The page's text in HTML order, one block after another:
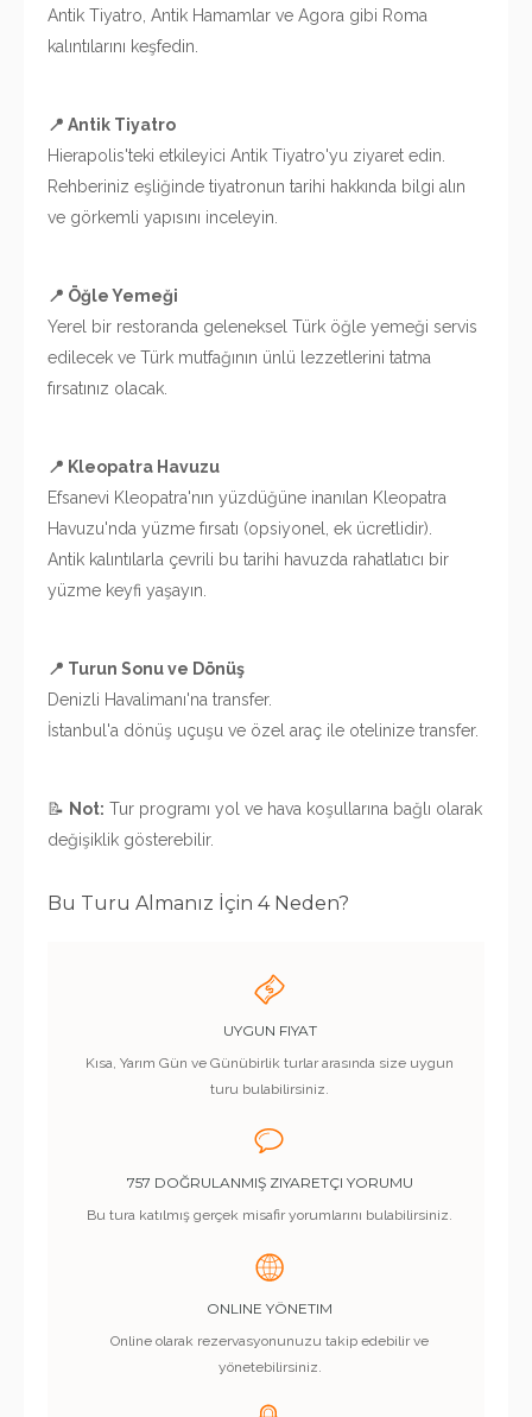
Antik Tiyatro, Antik Hamamlar ve Agora gibi Roma
kalıntılarını keşfedin.
📍 Antik Tiyatro
Hierapolis'teki etkileyici Antik Tiyatro'yu ziyaret edin.
Rehberiniz eşliğinde tiyatronun tarihi hakkında bilgi alın
ve görkemli yapısını inceleyin.
📍 Öğle Yemeği
Yerel bir restoranda geleneksel Türk öğle yemeği servis
edilecek ve Türk mutfağının ünlü lezzetlerini tatma
fırsatınız olacak.
📍 Kleopatra Havuzu
Efsanevi Kleopatra'nın yüzdüğüne inanılan Kleopatra
Havuzu'nda yüzme fırsatı (opsiyonel, ek ücretlidir).
Antik kalıntılarla çevrili bu tarihi havuzda rahatlatıcı bir
yüzme keyfi yaşayın.
📍 Turun Sonu ve Dönüş
Denizli Havalimanı'na transfer.
İstanbul'a dönüş uçuşu ve özel araç ile otelinize transfer.
📝 Not: Tur programı yol ve hava koşullarına bağlı olarak
değişiklik gösterebilir.
Bu Turu Almanız İçin 4 Neden?
UYGUN FIYAT
Kısa, Yarım Gün ve Günübirlik turlar arasında size uygun
turu bulabilirsiniz.
757 DOĞRULANMIŞ ZIYARETÇI YORUMU
Bu tura katılmış gerçek misafir yorumlarını bulabilirsiniz.
ONLINE YÖNETIM
Online olarak rezervasyonunuzu takip edebilir ve
yönetebilirsiniz.